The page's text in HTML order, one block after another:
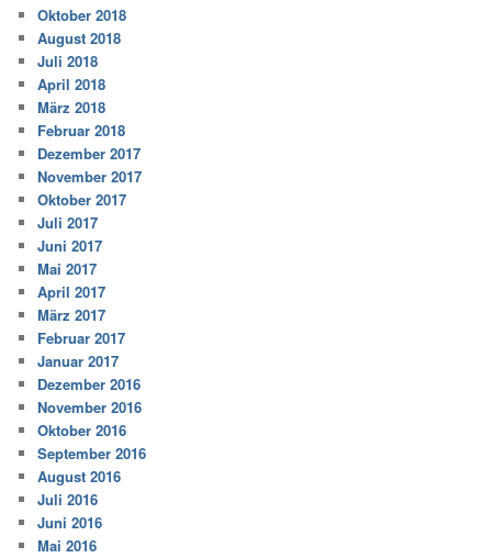
Oktober 2018
August 2018
Juli 2018
April 2018
März 2018
Februar 2018
Dezember 2017
November 2017
Oktober 2017
Juli 2017
Juni 2017
Mai 2017
April 2017
März 2017
Februar 2017
Januar 2017
Dezember 2016
November 2016
Oktober 2016
September 2016
August 2016
Juli 2016
Juni 2016
Mai 2016